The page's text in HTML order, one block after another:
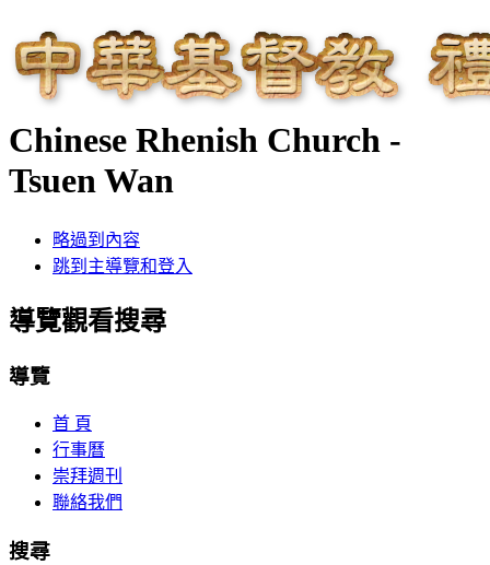
Chinese Rhenish Church -
Tsuen Wan
略過到內容
跳到主導覽和登入
導覽觀看搜尋
導覽
首 頁
行事曆
崇拜週刊
聯絡我們
搜尋